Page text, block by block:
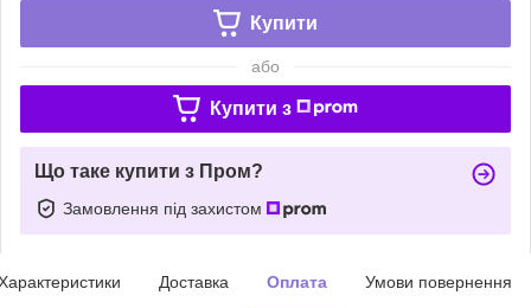
Купити
або
Купити з
Що таке купити з Пром?
Замовлення під захистом
Доставка Оплата Умови повернення